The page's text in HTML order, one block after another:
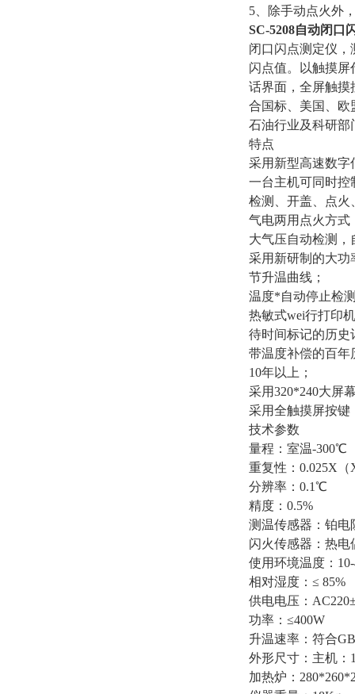
5、除手动点火外
SC-5208自动闭口
闭口闪点测定仪
闪点值。以触摸
话界面，全屏触摸
合国标、美国、欧
石油行业及科研部
特点
采用新型高速数字
一台主机可同时控
检测、开盖、点火
气电两用点火方式
大气压自动检测
采用新研制的大功
节升温曲线；
温度*自动停止检
热敏式wei行打印
待时间标记的历史
带温度补偿的百年
10年以上；
采用320*240大屏
采用全触摸屏按键
技术参数
量程：室温-300℃
重复性：0.025X
分辨率：0.1℃
精度：0.5%
测温传感器：铂电
闪火传感器：热电
使用环境温度：
相对湿度：≤ 85%
供电电压：
功率：≤400W
升温速率：符合
外形尺寸：主机：
加热炉：